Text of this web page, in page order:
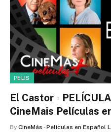
PELIS
El Castor ▫️
CineMais Películas
By CineMás - Películas en Español